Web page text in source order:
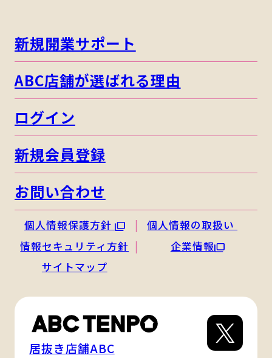
新規開業サポート
ABC店舗が選ばれる理由
ログイン
新規会員登録
お問い合わせ
個人情報保護方針
個人情報の取扱い
情報セキュリティ方針
企業情報
サイトマップ
居抜き店舗ABC